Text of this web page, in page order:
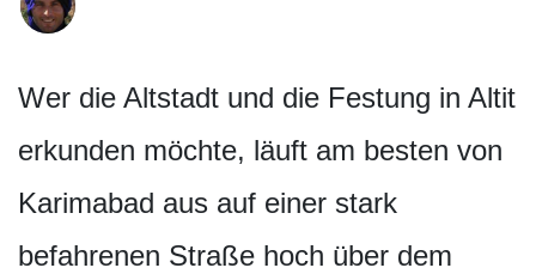
Wer die Altstadt und die Festung in Altit
erkunden möchte, läuft am besten von
Karimabad aus auf einer stark
befahrenen Straße hoch über dem